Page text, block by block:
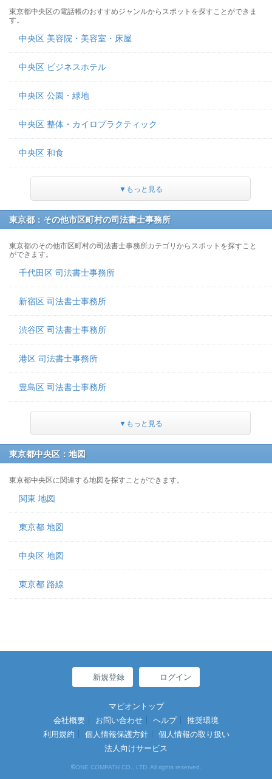
東京都中央区の電話帳のおすすめジャンルからスポットを探すことができま
す。
中央区 美容院・美容室・床屋
中央区 ビジネスホテル
中央区 公園・緑地
中央区 整体・カイロプラクティック
中央区 和食
▼もっと見る
東京都：その他市区町村の司法書士事務所
東京都のその他市区町村の司法書士事務所カテゴリからスポットを探すこと
ができます。
千代田区 司法書士事務所
新宿区 司法書士事務所
渋谷区 司法書士事務所
港区 司法書士事務所
豊島区 司法書士事務所
▼もっと見る
東京都中央区：地図
東京都中央区に関連する地図を探すことができます。
関東 地図
東京都 地図
中央区 地図
東京都 路線
新規登録 ログイン
マピオントップ
会社概要
お問い合わせ ヘルプ
推奨環境
利用規約
個人情報保護方針
個人情報の取り扱い
法人向けサービス
©ONE COMPATH CO., LTD. All rights reserved.